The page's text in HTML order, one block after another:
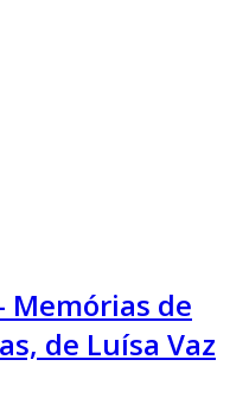
Memórias de
de Luísa Vaz